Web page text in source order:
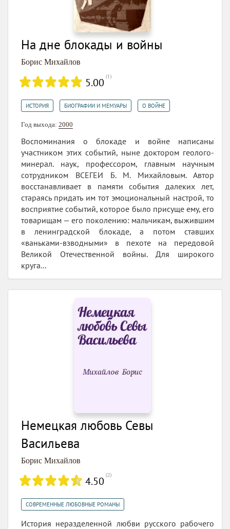
На дне блокады и войны
Борис Михайлов
5.00 (1)
ИСТОРИЯ БИОГРАФИИ И МЕМУАРЫ О ВОЙНЕ
Год выхода: 2000
Воспоминания о блокаде и войне написаны
участником этих событий, ныне доктором геолого-
минерал. наук, профессором, главным научным
сотрудником ВСЕГЕИ Б. М. Михайловым. Автор
восстанавливает в памяти события далеких лет,
стараясь придать им тот эмоциональный настрой, то
восприятие событий, которое было присуще ему, его
товарищам — его поколению: мальчикам, выжившим
в ленинградской блокаде, а потом ставших
«ваньками-взводными» в пехоте на передовой
Великой Отечественной войны. Для широкого
круга...
Немецкая любовь Севы
Васильева
Борис Михайлов
4.50 (2)
СОВРЕМЕННЫЕ ЛЮБОВНЫЕ РОМАНЫ
История неразделенной любви русского рабочего